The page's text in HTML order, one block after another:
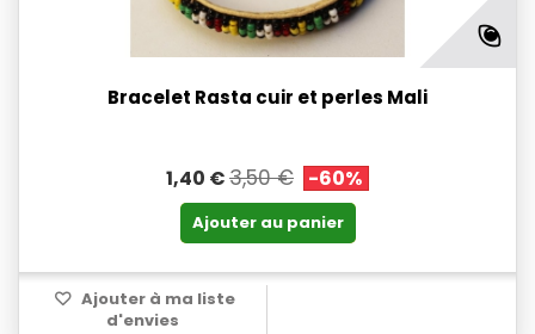
Bracelet Rasta cuir et perles Mali
1,40 €3,50 € -60%
Ajouter au panier
Ajouter à ma liste
d'envies